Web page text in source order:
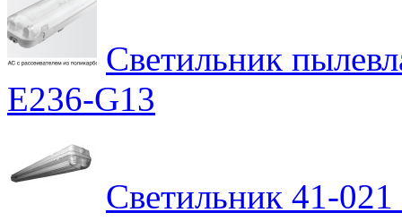
Светильник
E236-G13
Светильник 41-